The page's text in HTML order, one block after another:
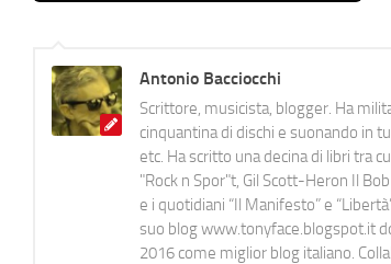
Antonio Bacciocchi
Scrittore, musicista, blogger. Ha
cinquantina di dischi e suonando in
etc. Ha scritto una decina di libri tra
"Rock n Spor"t, Gil Scott-Heron Il
e i quotidiani “Il Manifesto” e
suo blog www.tonyface.blogspot.it
2016 come miglior blog italiano.